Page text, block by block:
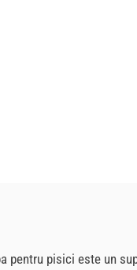
pisici este un